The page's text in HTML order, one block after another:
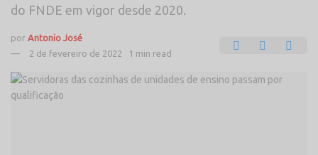
do FNDE em vigor desde 2020.
por Antonio José
2 de fevereiro de 2022
1 min read